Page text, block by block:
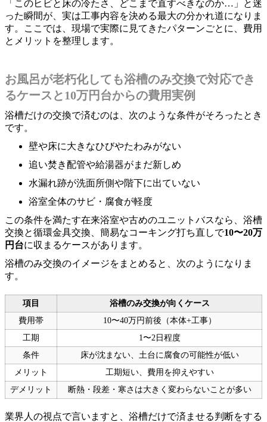
「このヒビと床の冷たさ、どこまで直すべきなのか…」と迷
った瞬間が、実は工事内容を決める最大の分かれ道になりま
す。ここでは、現場で実際に見てきたパターンごとに、費用
とメリットを整理します。
お風呂が老朽化しても浴槽のみ交換で対応でき
るケースと10万円台からの費用実例
浴槽だけの交換で済むのは、次のような条件がそろったとき
です。
壁や床に大きなひびやたわみがない
追い焚き配管や給湯器がまだ新しめ
水漏れ跡が洗面所側や階下に出ていない
浴室全体のサビ・腐食が軽度
この条件を満たす在来浴室や古めのユニットバスなら、浴槽
交換と循環金具交換、簡易なコーキング打ち直しで10〜20万
円台に収まるケースがあります。
浴槽のみ交換のイメージをまとめると、次のようになりま
す。
項目
浴槽のみ交換が向くケース
費用帯
10〜40万円前後（本体+工事）
工期
1〜2日程度
条件
床が沈まない、土台に腐食の可能性が低い
メリット
工期短い、費用を抑えやすい
デメリット
断熱・段差・寒さは大きく変わらないことが多い
業界人の視点で言いますと、浴槽だけで済ませる判断をする